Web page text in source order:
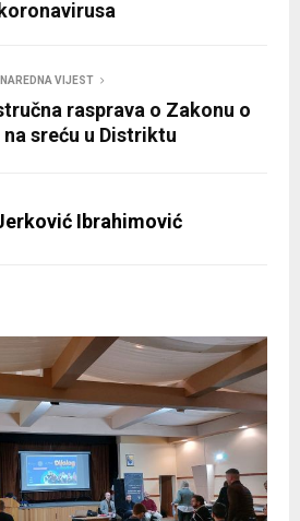
koronavirusa
NAREDNA VIJEST
rasprava o Zakonu o
sreću u Distriktu
Ibrahimović